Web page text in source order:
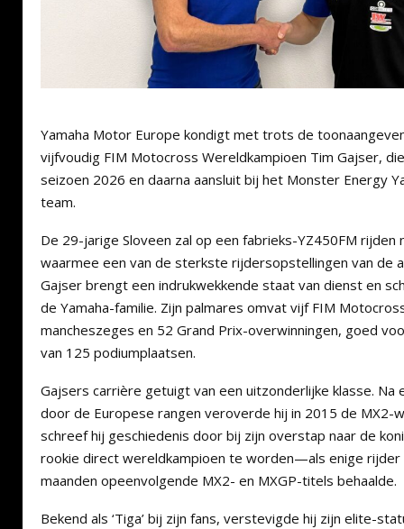
Yamaha Motor Europe kondigt met trots de
vijfvoudig FIM Motocross Wereldkampioen Tim Gajser,
seizoen 2026 en daarna aansluit bij het Monster Energy
team.
De 29-jarige Sloveen zal op een fabrieks-YZ450FM rijden
waarmee een van de sterkste rijdersopstellingen van de
Gajser brengt een indrukwekkende staat van dienst en
de Yamaha-familie. Zijn palmares omvat vijf FIM
mancheszeges en 52 Grand Prix-overwinningen, goed
van 125 podiumplaatsen.
Gajsers carrière getuigt van een uitzonderlijke klasse. Na
door de Europese rangen veroverde hij in 2015 de MX2-
schreef hij geschiedenis door bij zijn overstap naar de
rookie direct wereldkampioen te worden—als enige rijder
maanden opeenvolgende MX2- en MXGP-titels behaalde.
Bekend als ‘Tiga’ bij zijn fans, verstevigde hij zijn elite-